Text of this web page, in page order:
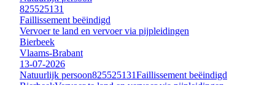
825525131
Faillissement beëindigd
Vervoer te land en vervoer via pijpleidingen
Bierbeek
Vlaams-Brabant
13-07-2026
Natuurlijk persoon825525131Faillissement beëindigd